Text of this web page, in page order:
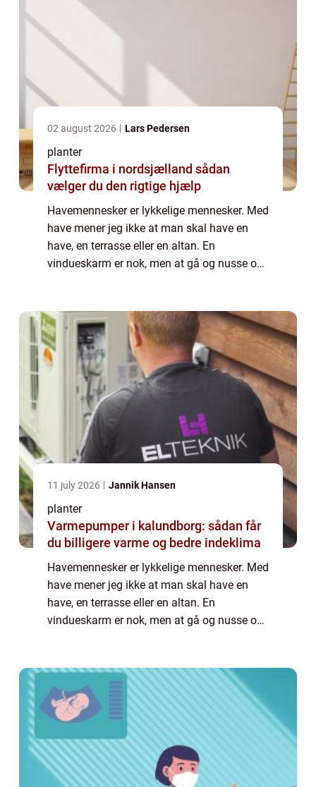
02 august 2026 Lars Pedersen
planter
Flyttefirma i nordsjælland sådan
vælger du den rigtige hjælp
Havemennesker er lykkelige mennesker. Med
have mener jeg ikke at man skal have en
have, en terrasse eller en altan. En
vindueskarm er nok, men at gå og nusse om
11 july 2026 Jannik Hansen
planter
Varmepumper i kalundborg: sådan får
du billigere varme og bedre indeklima
Havemennesker er lykkelige mennesker. Med
have mener jeg ikke at man skal have en
have, en terrasse eller en altan. En
vindueskarm er nok, men at gå og nusse om